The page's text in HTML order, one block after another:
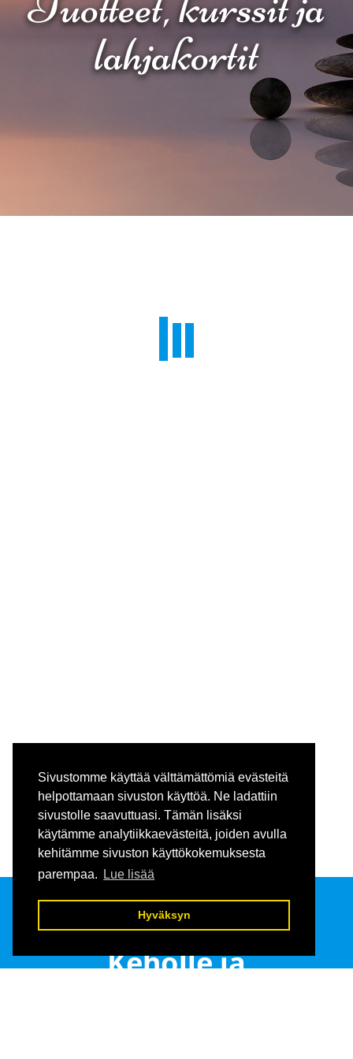
Sivustomme käyttää välttämättömiä evästeitä
helpottamaan sivuston käyttöä. Ne ladattiin
sivustolle saavuttuasi. Tämän lisäksi
käytämme analytiikkaevästeitä, joiden avulla
kehitämme sivuston käyttökokemuksesta
parempaa.
Lue lisää
Hyväksyn
lahjakortit
Sirpukka
Keholle ja